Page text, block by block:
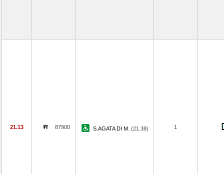
21.13 87900 S.AGATA DI M. (21.38) 1